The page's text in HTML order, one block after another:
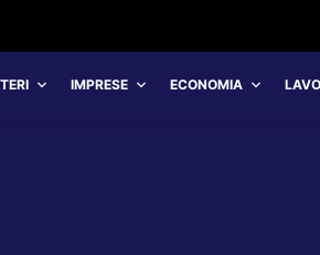
IMPRESE ECONOMIA